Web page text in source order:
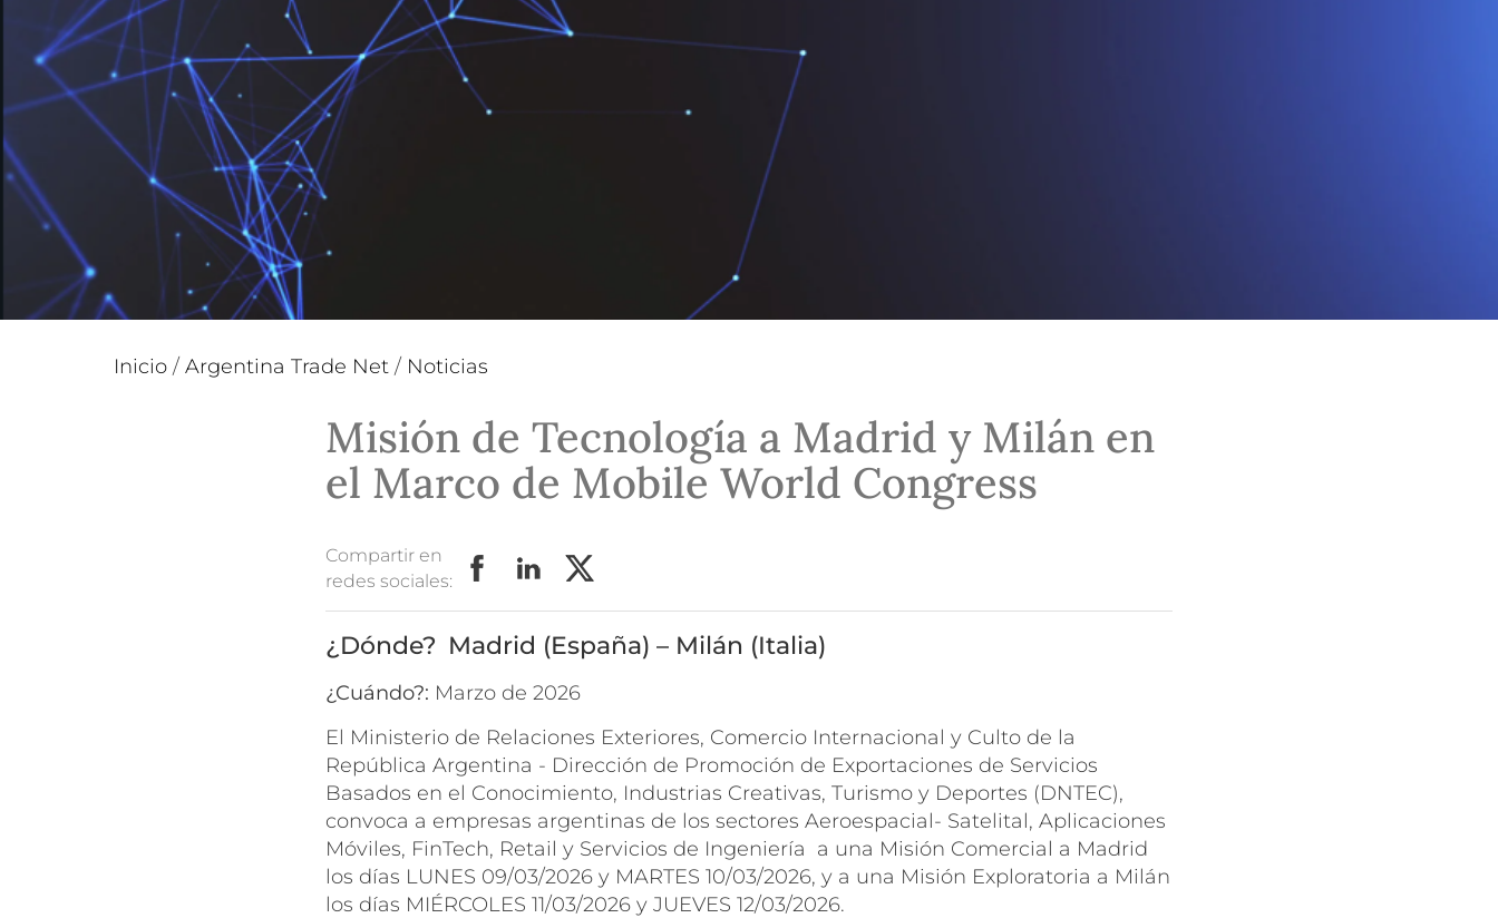
Inicio / Argentina Trade Net / Noticias
Misión de Tecnología a Madrid y Milán en
el Marco de Mobile World Congress
Compartir en
redes sociales:
Madrid (España) – Milán (Italia)
¿Cuándo?:
marzo de 2026
El Ministerio de Relaciones Exteriores, Comercio Internacional y Culto de la
República Argentina - Dirección de Promoción de Exportaciones de Servicios
Basados en el Conocimiento, Industrias Creativas, Turismo y Deportes (DNTEC),
convoca a empresas argentinas de los sectores Aeroespacial- Satelital, Aplicaciones
Móviles, FinTech, Retail y Servicios de Ingeniería a una Misión Comercial a Madrid
los días LUNES 09/03/2026 y MARTES 10/03/2026, y a una Misión Exploratoria a Milán
los días MIÉRCOLES 11/03/2026 y JUEVES 12/03/2026.